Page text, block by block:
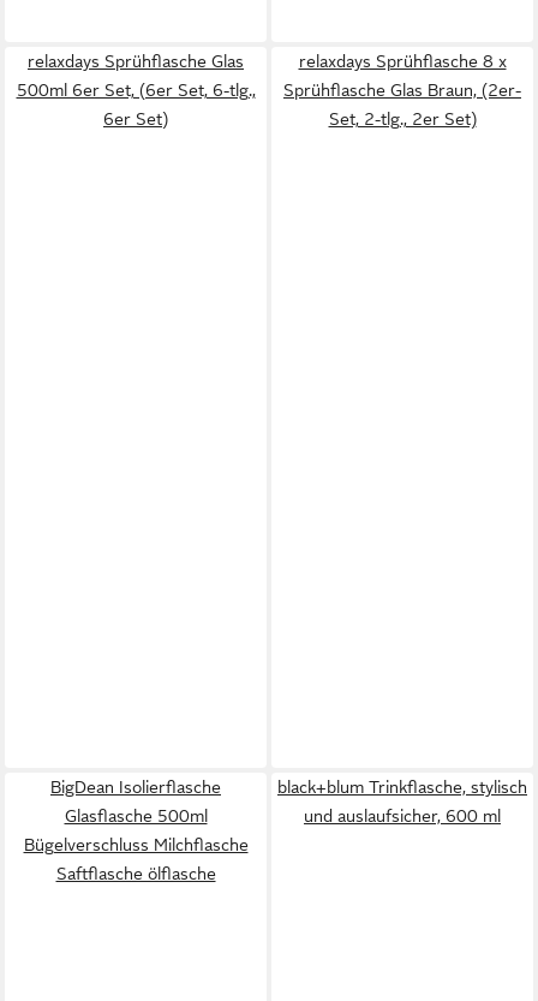
relaxdays Sprühflasche Glas
500ml 6er Set, (6er Set, 6-tlg.,
6er Set)
relaxdays Sprühflasche 8 x
Sprühflasche Glas Braun, (2er-
Set, 2-tlg., 2er Set)
BigDean Isolierflasche
Glasflasche 500ml
Bügelverschluss Milchflasche
Saftflasche ölflasche
black+blum Trinkflasche, stylisch
und auslaufsicher, 600 ml